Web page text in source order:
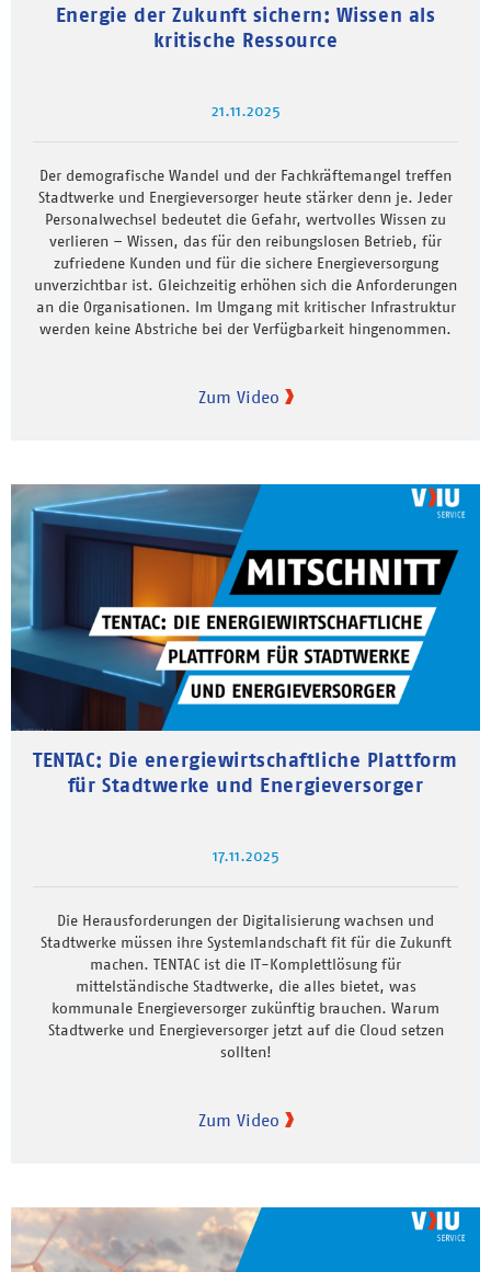
Energie der Zukunft sichern: Wissen als
kritische Ressource
21.11.2025
Der demografische Wandel und der Fachkräftemangel treffen
Stadtwerke und Energieversorger heute stärker denn je. Jeder
Personalwechsel bedeutet die Gefahr, wertvolles Wissen zu
verlieren – Wissen, das für den reibungslosen Betrieb, für
zufriedene Kunden und für die sichere Energieversorgung
unverzichtbar ist. Gleichzeitig erhöhen sich die Anforderungen
an die Organisationen. Im Umgang mit kritischer Infrastruktur
werden keine Abstriche bei der Verfügbarkeit hingenommen.
Zum Video
TENTAC: Die energiewirtschaftliche Plattform
für Stadtwerke und Energieversorger
17.11.2025
Die Herausforderungen der Digitalisierung wachsen und
Stadtwerke müssen ihre Systemlandschaft fit für die Zukunft
machen. TENTAC ist die IT-Komplettlösung für
mittelständische Stadtwerke, die alles bietet, was
kommunale Energieversorger zukünftig brauchen. Warum
Stadtwerke und Energieversorger jetzt auf die Cloud setzen
sollten!
Zum Video